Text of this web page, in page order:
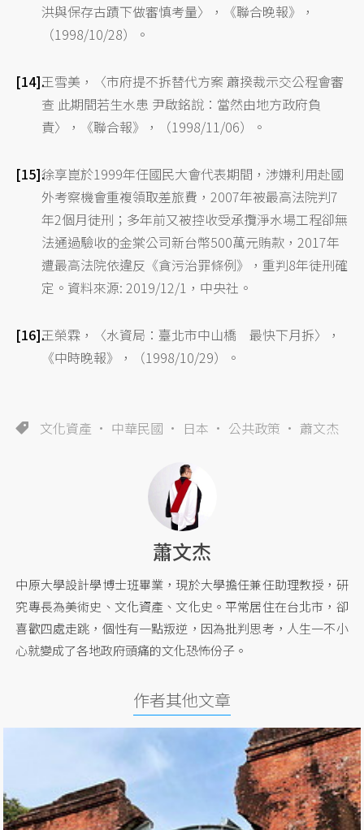
洪與保存古蹟下做審慎考量〉，《聯合晚報》，
（1998/10/28）。
王雪美，〈市府提不拆替代方案 蕭揆裁示交公程會審
查 此期間若生水患 尹啟銘說：當然由地方政府負
責〉，《聯合報》，（1998/11/06）。
徐享崑於1999年任國民大會代表期間，涉嫌利用赴國
外考察機會重複領取差旅費，2007年被最高法院判7
年2個月徒刑；多年前又被控收受承攬淨水場工程卻無
法通過驗收的金棠公司新台幣500萬元賄款，2017年
遭最高法院依違反《貪污治罪條例》，重判8年徒刑確
定。資料來源: 2019/12/1，中央社。
王榮霖，〈水資局：臺北市中山橋 最快下月拆〉，
《中時晚報》，（1998/10/29）。
文化資產 中華民國 日本 公共政策 蕭文杰
蕭文杰
中原大學設計學博士班畢業，現於大學擔任兼任助理教授，研
究專長為美術史、文化資產、文化史。平常居住在台北市，卻
喜歡四處走跳，個性有一點叛逆，因為批判思考，人生一不小
心就變成了各地政府頭痛的文化恐怖份子。
作者其他文章